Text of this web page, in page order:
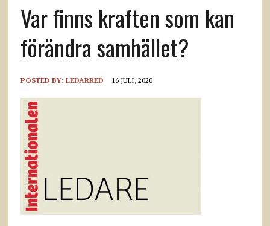
Var finns kraften som kan
förändra samhället?
POSTED BY: LEDARRED 16 JULI, 2020